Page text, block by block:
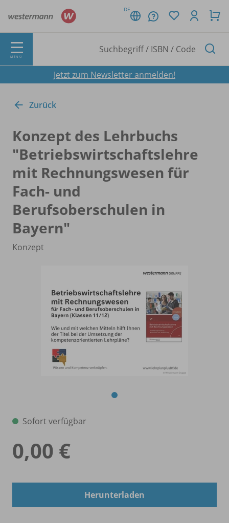
DE
MENÜ
Jetzt zum Newsletter anmelden!
Zurück
Konzept des Lehrbuchs
"Betriebswirtschaftslehre
mit Rechnungswesen für
Fach- und
Berufsoberschulen in
Bayern"
Konzept
Sofort verfügbar
0,00 €
Herunterladen